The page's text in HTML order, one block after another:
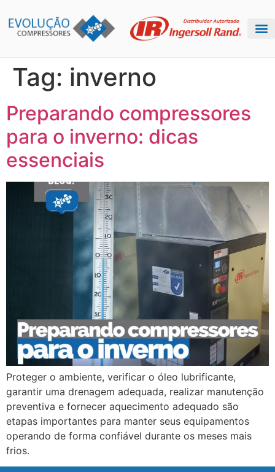
Tag: inverno
Preparando compressores
para o inverno: dicas
essenciais
Proteger o ambiente, verificar o óleo lubrificante,
garantir uma drenagem adequada, realizar manutenção
preventiva e fornecer aquecimento adequado são
etapas importantes para manter seus equipamentos
operando de forma confiável durante os meses mais
frios.